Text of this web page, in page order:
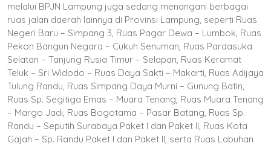
melalui BPJN Lampung juga sedang menangani berbagai
ruas jalan daerah lainnya di Provinsi Lampung, seperti Ruas
Negeri Baru – Simpang 3, Ruas Pagar Dewa – Lumbok, Ruas
Pekon Bangun Negara – Cukuh Senuman, Ruas Pardasuka
Selatan – Tanjung Rusia Timur – Selapan, Ruas Keramat
Teluk – Sri Widodo – Ruas Daya Sakti – Makarti, Ruas Adijaya
Tulung Randu, Ruas Simpang Daya Murni – Gunung Batin,
Ruas Sp. Segitiga Emas – Muara Tenang, Ruas Muara Tenang
– Margo Jadi, Ruas Bogotama – Pasar Batang, Ruas Sp.
Randu – Seputih Surabaya Paket I dan Paket II, Ruas Kota
Gajah – Sp. Randu Paket I dan Paket II, serta Ruas Labuhan